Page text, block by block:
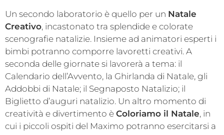
Un secondo laboratorio è quello per un Natale
Creativo, incastonato tra splendide e colorate
scenografie natalizie. Insieme ad animatori esperti i
bimbi potranno comporre lavoretti creativi. A
seconda delle giornate si lavorerà a tema: il
Calendario dell’Avvento, la Ghirlanda di Natale, gli
Addobbi di Natale; il Segnaposto Natalizio; il
Biglietto d’auguri natalizio. Un altro momento di
creatività e divertimento è Coloriamo il Natale, in
cui i piccoli ospiti del Maximo potranno esercitarsi a